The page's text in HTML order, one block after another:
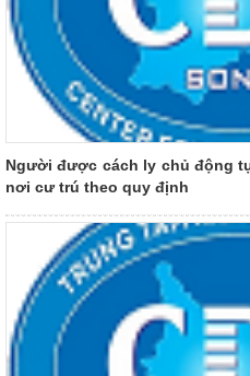
Người được cách ly chủ động
nơi cư trú theo quy định